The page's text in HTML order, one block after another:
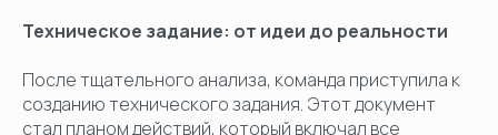
Техническое задание: от идеи до реальности
После тщательного анализа, команда приступила к
созданию технического задания. Этот документ
стал планом действий, который включал все